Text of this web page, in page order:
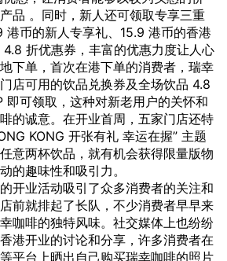
品 。同时，新人还可领取专享三重
港币的新人专享礼、15.9 港币的香港
折优惠券，丰富的优惠力度让人心
下单，首次在港下单的消费者，瑞幸
店可用的饮品兑换券及全场饮品 4.8
即可领取，这种对新老用户的关怀和
的诚意。在开业首周，五家门店还特
KONG 开张有礼 幸运在握” 主题
意两杯饮品，就有机会获得限量版物
的趣味性和吸引力。
开业活动吸引了众多消费者的关注和
前就排起了长队，不少消费者早早来
咖啡的独特风味。社交媒体上也纷纷
港开业的讨论和分享，许多消费者在
平台上晒出自己购买瑞幸咖啡的照片